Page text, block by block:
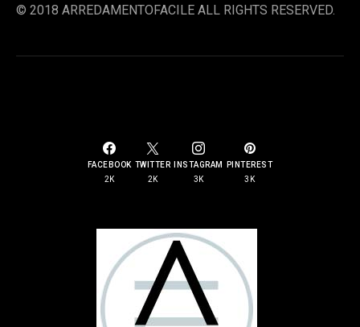
© 2018 ARREDAMENTOFACILE ALL RIGHTS RESERVED.
FACEBOOK
2K
TWITTER
2K
INSTAGRAM
3K
PINTEREST
3K